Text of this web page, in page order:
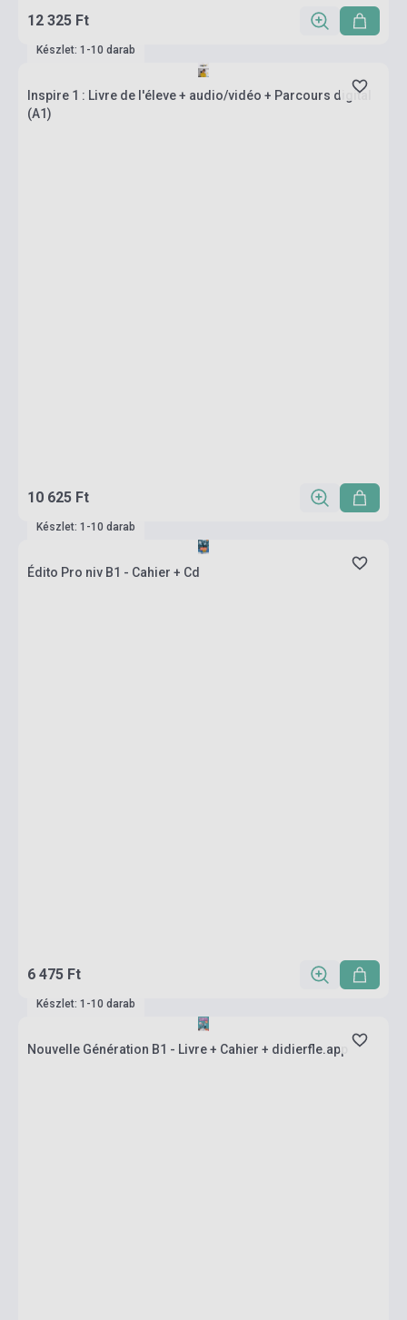
12 325 Ft
Készlet: 1-10 darab
Inspire 1 : Livre de l'éleve + audio/vidéo + Parcours digital
(A1)
10 625 Ft
Készlet: 1-10 darab
Édito Pro niv B1 - Cahier + Cd
6 475 Ft
Készlet: 1-10 darab
Nouvelle Génération B1 - Livre + Cahier + didierfle.app